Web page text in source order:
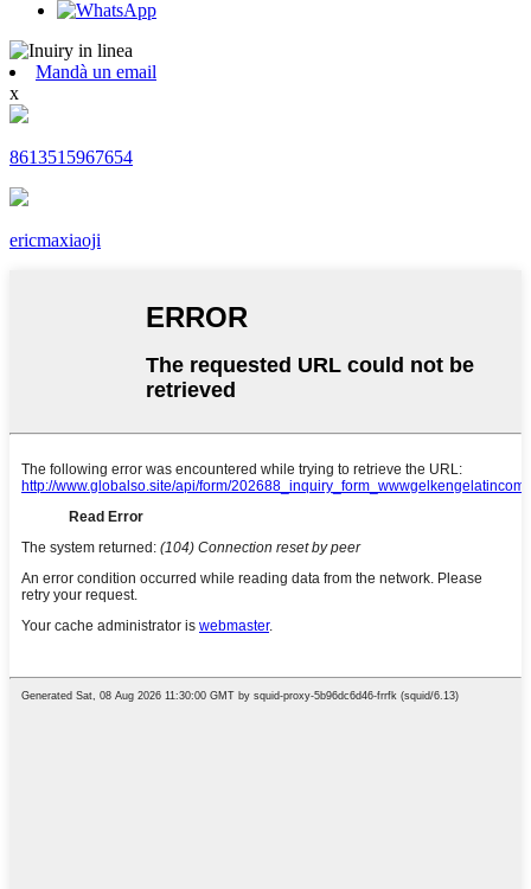
Mandà un email
x
8613515967654
ericmaxiaoji